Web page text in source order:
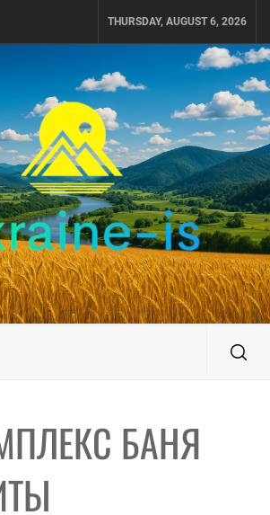
THURSDAY, AUGUST 6, 2026
IS
БАНЯ